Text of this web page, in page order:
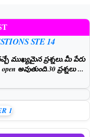
STE 14
ముఖ్యమైన ప్రశ్నలు.మీ పేరు
అవుతుంది.30 ప్రశ్నలు ...